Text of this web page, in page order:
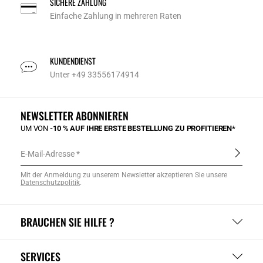
Einfache Zahlung in mehreren Raten
KUNDENDIENST
Unter +49 33556174914
BRAUCHEN SIE HILFE ?
SERVICES
NEWSLETTER ABONNIEREN
UM VON-10 % AUF IHRE ERSTE BESTELLUNG ZU PROFITIEREN*
E-Mail-Adresse
Mit der Anmeldung zu unserem Newsletter akzeptieren Sie unsere
Datenschutzpolitik.